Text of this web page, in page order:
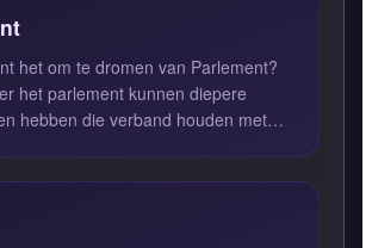
het om te dromen van Parlement?
het parlement kunnen diepere
hebben die verband houden met